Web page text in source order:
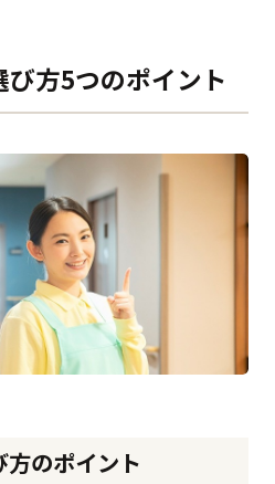
方5つのポイント
のポイント